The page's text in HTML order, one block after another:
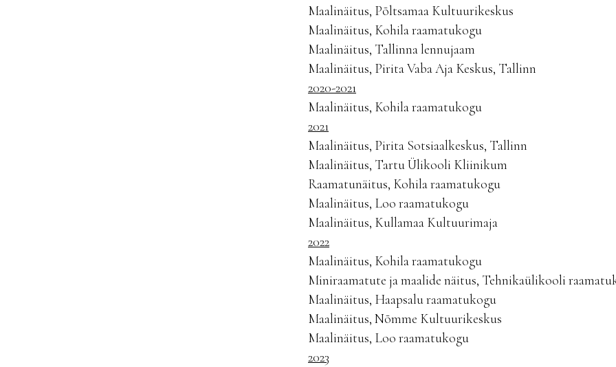
Maalinäitus, Põltsamaa Kultuurikeskus
Maalinäitus, Kohila raamatukogu
Maalinäitus, Tallinna lennujaam
Maalinäitus, Pirita Vaba Aja Keskus, Tallinn
2020-2021
Maalinäitus, Kohila raamatukogu
2021
Maalinäitus, Pirita Sotsiaalkeskus, Tallinn
Maalinäitus, Tartu Ülikooli Kliinikum
Raamatunäitus, Kohila raamatukogu
Maalinäitus, Loo raamatukogu
Maalinäitus, Kullamaa Kultuurimaja
2022
Maalinäitus, Kohila raamatukogu
Miniraamatute ja maalide näitus, Tehnikaülikooli
Maalinäitus, Haapsalu raamatukogu
Maalinäitus, Nõmme Kultuurikeskus
Maalinäitus, Loo raamatukogu
2023